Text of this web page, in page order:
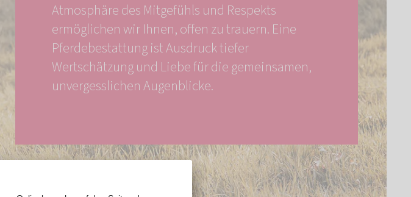
Atmosphäre des Mitgefühls und Respekts
ermöglichen wir Ihnen, offen zu trauern. Eine
Pferdebestattung ist Ausdruck tiefer
Wertschätzung und Liebe für die gemeinsamen,
unvergesslichen Augenblicke.